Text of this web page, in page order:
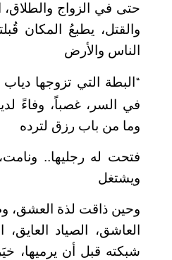
حتى في الزواج
والقتل، يطبعُ المكان
الناس والأرض
“البطة التي تزوجها
في السر، غصباً، وفاءً
وما من باب رزق لترده
فتحت له رجليها..
ويشتغل
وحين ذاقت لذة العشق،
العاشق، الصياد
شبكته قبل أن يرميها،